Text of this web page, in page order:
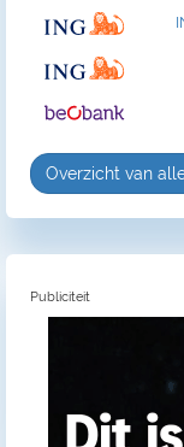
Overzicht van
Publiciteit